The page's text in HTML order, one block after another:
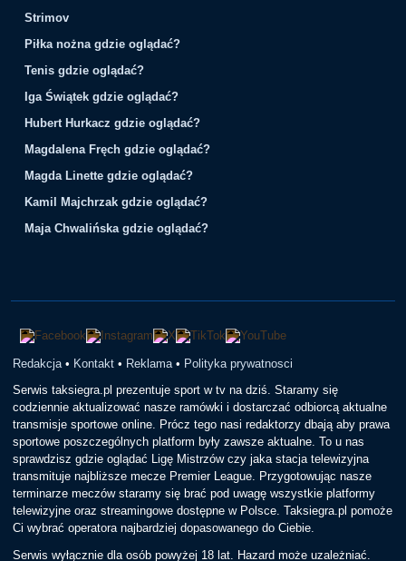
Strimov
Piłka nożna gdzie oglądać?
Tenis gdzie oglądać?
Iga Świątek gdzie oglądać?
Hubert Hurkacz gdzie oglądać?
Magdalena Fręch gdzie oglądać?
Magda Linette gdzie oglądać?
Kamil Majchrzak gdzie oglądać?
Maja Chwalińska gdzie oglądać?
Redakcja • Kontakt • Reklama • Polityka prywatnosci
Serwis taksiegra.pl prezentuje sport w tv na dziś. Staramy się
codziennie aktualizować nasze ramówki i dostarczać odbiorcą aktualne
transmisje sportowe online. Prócz tego nasi redaktorzy dbają aby prawa
sportowe poszczególnych platform były zawsze aktualne. To u nas
sprawdzisz gdzie oglądać Ligę Mistrzów czy jaka stacja telewizyjna
transmituje najbliższe mecze Premier League. Przygotowując nasze
terminarze meczów staramy się brać pod uwagę wszystkie platformy
telewizyjne oraz streamingowe dostępne w Polsce. Taksiegra.pl pomoże
Ci wybrać operatora najbardziej dopasowanego do Ciebie.
Serwis wyłącznie dla osób powyżej 18 lat. Hazard może uzależniać.